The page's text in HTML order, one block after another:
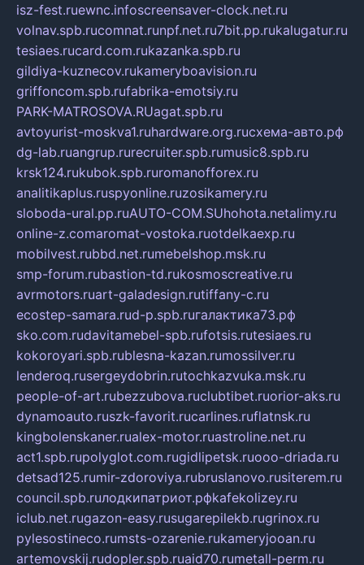
isz-fest.ruewnc.infoscreensaver-clock.net.ru
volnav.spb.rucomnat.runpf.net.ru7bit.pp.rukalugatur.ru
tesiaes.rucard.com.rukazanka.spb.ru
gildiya-kuznecov.rukameryboavision.ru
griffoncom.spb.rufabrika-emotsiy.ru
PARK-MATROSOVA.RUagat.spb.ru
avtoyurist-moskva1.ruhardware.org.ruсхема-авто.рф
dg-lab.ruangrup.rurecruiter.spb.rumusic8.spb.ru
krsk124.rukubok.spb.ruromanofforex.ru
analitikaplus.ruspyonline.ruzosikamery.ru
sloboda-ural.pp.ruAUTO-COM.SUhohota.netalimy.ru
online-z.comaromat-vostoka.ruotdelkaexp.ru
mobilvest.rubbd.net.rumebelshop.msk.ru
smp-forum.rubastion-td.rukosmoscreative.ru
avrmotors.ruart-galadesign.rutiffany-c.ru
ecostep-samara.rud-p.spb.ruгалактика73.рф
sko.com.rudavitamebel-spb.rufotsis.rutesiaes.ru
kokoroyari.spb.rublesna-kazan.rumossilver.ru
lenderoq.rusergeydobrin.rutochkazvuka.msk.ru
people-of-art.rubezzubova.ruclubtibet.ruorior-aks.ru
dynamoauto.ruszk-favorit.rucarlines.ruflatnsk.ru
kingbolenskaner.rualex-motor.ruastroline.net.ru
act1.spb.rupolyglot.com.rugidlipetsk.ruooo-driada.ru
detsad125.rumir-zdoroviya.rubruslanovo.rusiterem.ru
council.spb.ruлодкипатриот.рфkafekolizey.ru
iclub.net.rugazon-easy.rusugarepilekb.rugrinox.ru
pylesostineco.rumsts-ozarenie.rukameryjooan.ru
artemovskij.rudopler.spb.ruaid70.rumetall-perm.ru